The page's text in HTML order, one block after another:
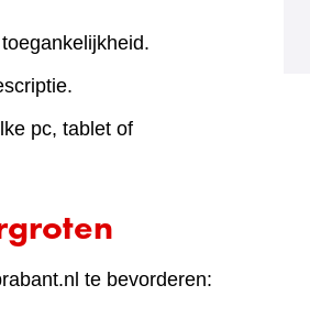
pc, tablet of
te bevorderen: